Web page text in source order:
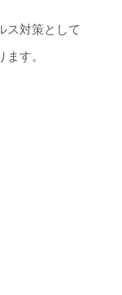
ス対策として
す。